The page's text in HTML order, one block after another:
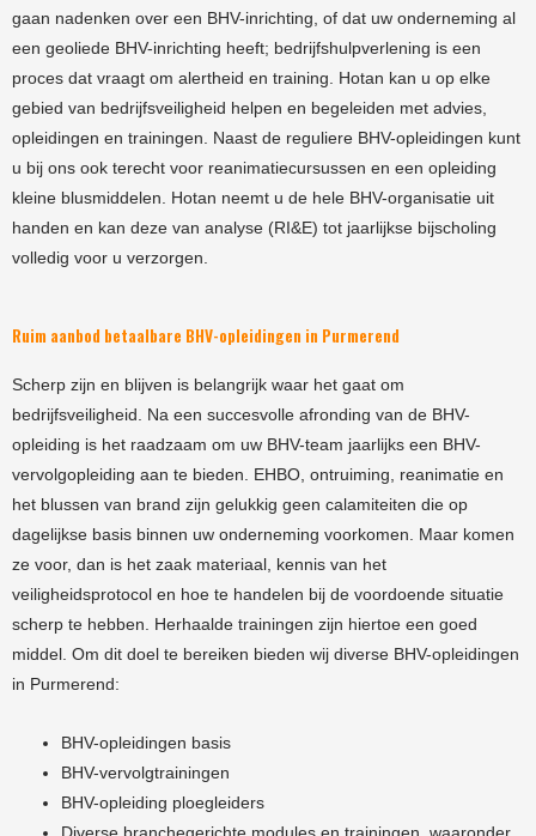
gaan nadenken over een BHV-inrichting, of dat uw onderneming al
een geoliede BHV-inrichting heeft; bedrijfshulpverlening is een
proces dat vraagt om alertheid en training. Hotan kan u op elke
gebied van bedrijfsveiligheid helpen en begeleiden met advies,
opleidingen en trainingen. Naast de reguliere BHV-opleidingen kunt
u bij ons ook terecht voor reanimatiecursussen en een opleiding
kleine blusmiddelen. Hotan neemt u de hele BHV-organisatie uit
handen en kan deze van analyse (RI&E) tot jaarlijkse bijscholing
volledig voor u verzorgen.
Ruim aanbod betaalbare BHV-opleidingen in Purmerend
Scherp zijn en blijven is belangrijk waar het gaat om
bedrijfsveiligheid. Na een succesvolle afronding van de BHV-
opleiding is het raadzaam om uw BHV-team jaarlijks een BHV-
vervolgopleiding aan te bieden. EHBO, ontruiming, reanimatie en
het blussen van brand zijn gelukkig geen calamiteiten die op
dagelijkse basis binnen uw onderneming voorkomen. Maar komen
ze voor, dan is het zaak materiaal, kennis van het
veiligheidsprotocol en hoe te handelen bij de voordoende situatie
scherp te hebben. Herhaalde trainingen zijn hiertoe een goed
middel. Om dit doel te bereiken bieden wij diverse BHV-opleidingen
in Purmerend:
BHV-opleidingen basis
BHV-vervolgtrainingen
BHV-opleiding ploegleiders